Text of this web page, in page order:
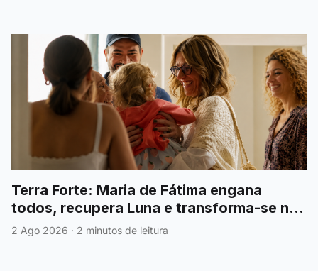
Terra Forte: Maria de Fátima engana
todos, recupera Luna e transforma-se na
grande heroína
2 Ago 2026 · 2 minutos de leitura